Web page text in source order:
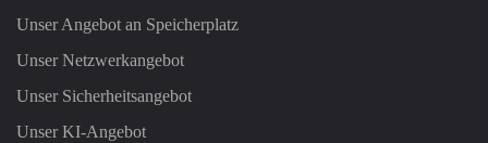
Unser Angebot an Speicherplatz
Unser Netzwerkangebot
Unser Sicherheitsangebot
Unser KI-Angebot